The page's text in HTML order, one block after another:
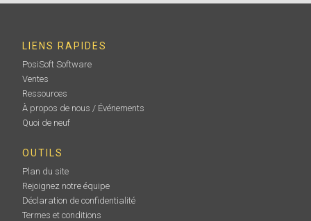
LIENS RAPIDES
PosiSoft Software
Ventes
Ressources
À propos de nous / Événements
Quoi de neuf
OUTILS
Plan du site
Rejoignez notre équipe
Déclaration de confidentialité
Termes et conditions